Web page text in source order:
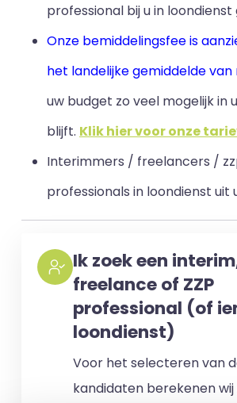
professional bij u in loondienst
Onze bemiddelingsfee is
het landelijke gemiddelde van
uw budget zo veel mogelijk in
blijft. Klik hier voor onze
Interimmers / freelancers /
professionals in loondienst uit
Ik zoek een
freelance of ZZP
professional (of
loondienst)
Voor het selecteren van
kandidaten berekenen